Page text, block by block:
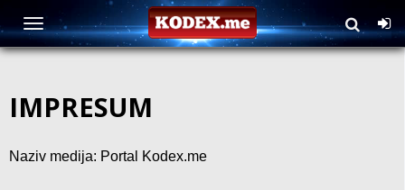
IMPRESUM
Naziv medija: Portal Kodex.me